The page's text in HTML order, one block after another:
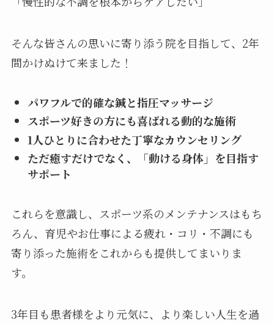
そんな皆さんの思いに寄り添う院を目指して、2年
間かけぬけて来ました！
パワフルで的確な鍼と指圧マッサージ
スポーツ好きの方にも喜ばれる動的な施術
1人ひとりに合わせた丁寧なカウンセリング
ただ癒すだけでなく、「動ける身体」を目指す
サポート
これらを意識し、スポーツ系のメンテナンスはもち
ろん、育児やお仕事による疲れ・コリ・不調にも
寄り添った施術をこれからも提供してまいりま
す。
3年目も患者様をより元気に、より楽しい人生を過